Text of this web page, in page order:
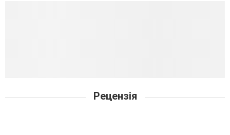
Рецензія